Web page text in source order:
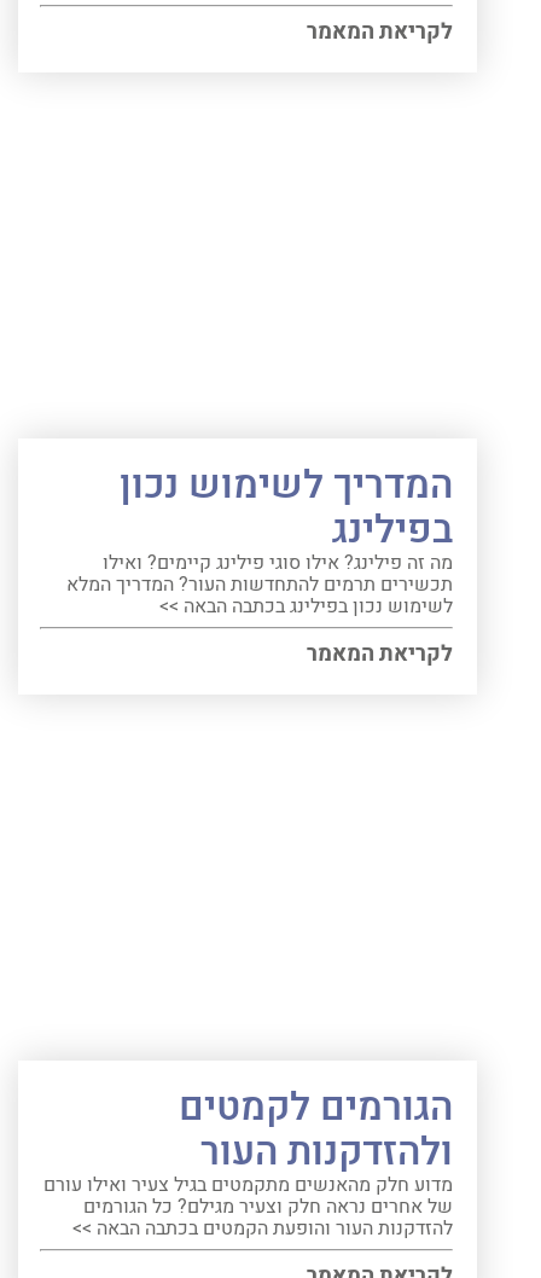
לקריאת המאמר
המדריך לשימוש נכון
בפילינג
מה זה פילינג? אילו סוגי פילינג קיימים? ואילו
תכשירים תרמים להתחדשות העור? המדריך המלא
לשימוש נכון בפילינג בכתבה הבאה >>
לקריאת המאמר
הגורמים לקמטים
ולהזדקנות העור
מדוע חלק מהאנשים מתקמטים בגיל צעיר ואילו עורם
של אחרים נראה חלק וצעיר מגילם? כל הגורמים
להזדקנות העור והופעת הקמטים בכתבה הבאה >>